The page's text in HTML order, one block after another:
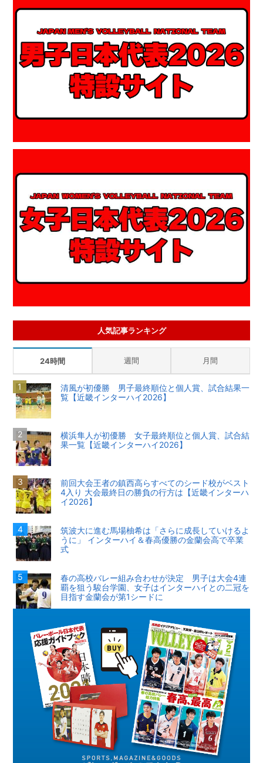
人気記事ランキング
24時間 週間 月間
清風が初優勝 男子最終順位と個人賞、試合結果一
覧【近畿インターハイ2026】
横浜隼人が初優勝 女子最終順位と個人賞、試合結
果一覧【近畿インターハイ2026】
前回大会王者の鎮西高らすべてのシード校がベスト
4入り 大会最終日の勝負の行方は【近畿インターハ
イ2026】
筑波大に進む馬場柚希は「さらに成長していけるよ
うに」 インターハイ＆春高優勝の金蘭会高で卒業
式
春の高校バレー組み合わせが決定 男子は大会4連
覇を狙う駿台学園、女子はインターハイとの二冠を
目指す金蘭会が第1シードに